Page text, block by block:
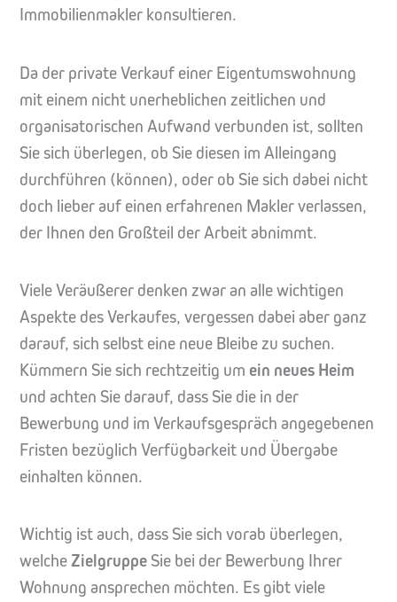
Immobilienmakler konsultieren.
Da der private Verkauf einer Eigentumswohnung
mit einem nicht unerheblichen zeitlichen und
organisatorischen Aufwand verbunden ist, sollten
Sie sich überlegen, ob Sie diesen im Alleingang
durchführen (können), oder ob Sie sich dabei nicht
doch lieber auf einen erfahrenen Makler verlassen,
der Ihnen den Großteil der Arbeit abnimmt.
Viele Veräußerer denken zwar an alle wichtigen
Aspekte des Verkaufes, vergessen dabei aber ganz
darauf, sich selbst eine neue Bleibe zu suchen.
Kümmern Sie sich rechtzeitig um ein neues Heim
und achten Sie darauf, dass Sie die in der
Bewerbung und im Verkaufsgespräch angegebenen
Fristen bezüglich Verfügbarkeit und Übergabe
einhalten können.
Wichtig ist auch, dass Sie sich vorab überlegen,
welcheZielgruppe Sie bei der Bewerbung Ihrer
Wohnung ansprechen möchten. Es gibt viele